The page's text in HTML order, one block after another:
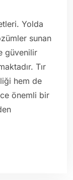
Yolda
sunan
güvenilir
Tır
hem de
önemli bir